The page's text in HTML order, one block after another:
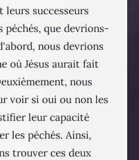
leurs successeurs
péchés, que devrions-
nous devrions
où Jésus aurait fait
nous
voir si oui ou non les
leur capacité
les péchés. Ainsi,
trouver ces deux